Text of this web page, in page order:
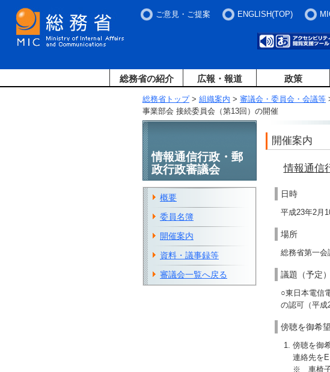
ご意見・ご提案 ENGLISH(TOP)
総務省の紹介 広報・報道 政策
総務省トップ> 組織案内 > 審議会・委員会・会議等
事業部会 接続委員会（第13回）の開催
開催案内
情報通信
日時
平成23年2月
場所
総務省第一会
議題（予定）
○東日本電信
の認可（平成
傍聴を御希
傍聴を御
連絡先を
※ 車椅子
情報通信行政・郵
政行政審議会
概要
委員名簿
開催案内
資料・議事録等
審議会一覧へ戻る